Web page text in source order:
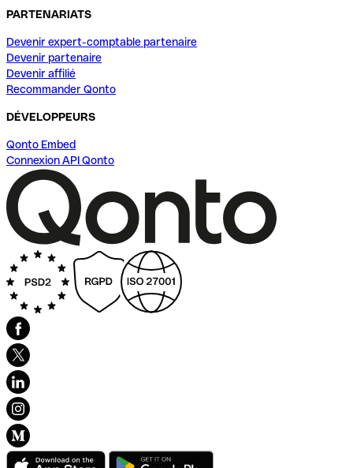
PARTENARIATS
Devenir expert-comptable partenaire
Devenir partenaire
Devenir affilié
Recommander Qonto
DÉVELOPPEURS
Qonto Embed
Connexion API Qonto